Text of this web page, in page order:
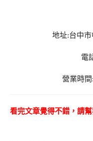
地址:台中
電
營業時
看完文章覺得不錯，請